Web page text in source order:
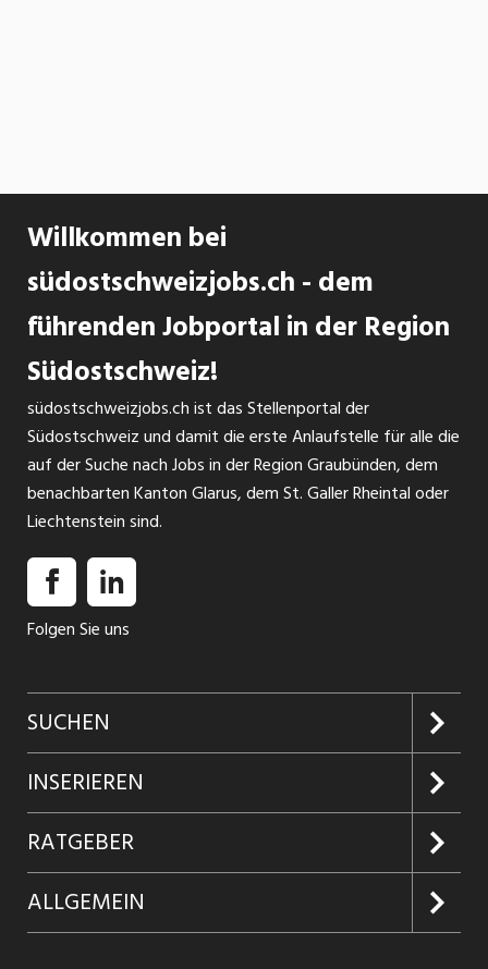
Willkommen bei
südostschweizjobs.ch - dem
führenden Jobportal in der Region
Südostschweiz!
südostschweizjobs.ch ist das Stellenportal der
Südostschweiz und damit die erste Anlaufstelle für alle die
auf der Suche nach Jobs in der Region Graubünden, dem
benachbarten Kanton Glarus, dem St. Galler Rheintal oder
Liechtenstein sind.
Folgen Sie uns
SUCHEN
Jobs suchen
Jobabo
Firmen entdecken
Jobs in Graubünden
INSERIEREN
Kundenlogin
Inserieren
Produkte
RATGEBER
Glossar
ALLGEMEIN